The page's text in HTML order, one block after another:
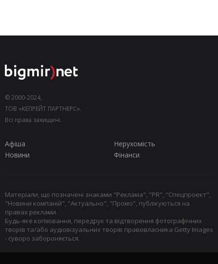
© 2000-2024,
ТОВ «КЕПРЕЙТ ПАРТНЕРС».
Всі права захищені.
Афіша
Нерухомість
Новини
Фінанси
Матеріали, що позначені знаками "Реклама", "PR", "Спецпроект",
"Новини компаній", "Актуально", "Промо", публікуються на
правах реклами.
Будь-яке копіювання, передрук та відтворення фотографічних
творів та/або аудіовізуальних творів правовласника Getty Images
- суворо забороняється.